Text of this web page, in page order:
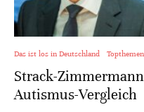
Das ist los in Deutschland Topthemen
Strack-
Autismus-Vergleich